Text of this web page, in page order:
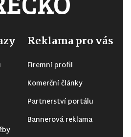
Reklama pro vás
Firemní profil
Komerční články
Partnerství portálu
Bannerová reklama